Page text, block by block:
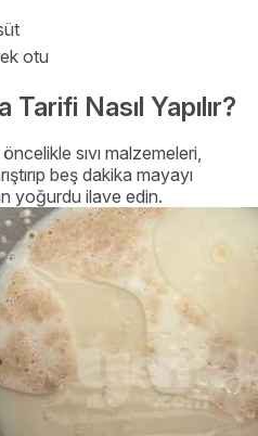
otu
Nasıl Yapılır?
sıvı malzemeleri,
beş dakika mayayı
yoğurdu ilave edin.